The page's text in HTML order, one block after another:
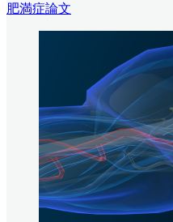
肥満症論文